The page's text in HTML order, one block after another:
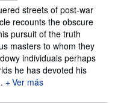
streets of post-war
recounts the obscure
pursuit of the truth
masters to whom they
individuals perhaps
he has devoted his
Ver más